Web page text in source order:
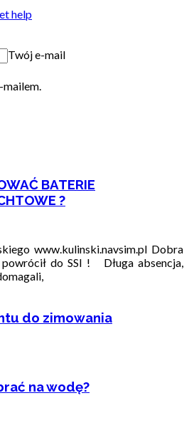
help
Twój e-mail
mailem.
BATERIE
?
www.kulinski.navsim.pl Dobra
do SSI ! Długa absencja,
do zimowania
na wodę?